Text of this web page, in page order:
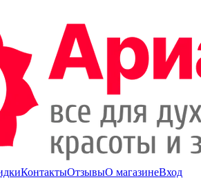
КонтактыОтзывыО магазинеВход